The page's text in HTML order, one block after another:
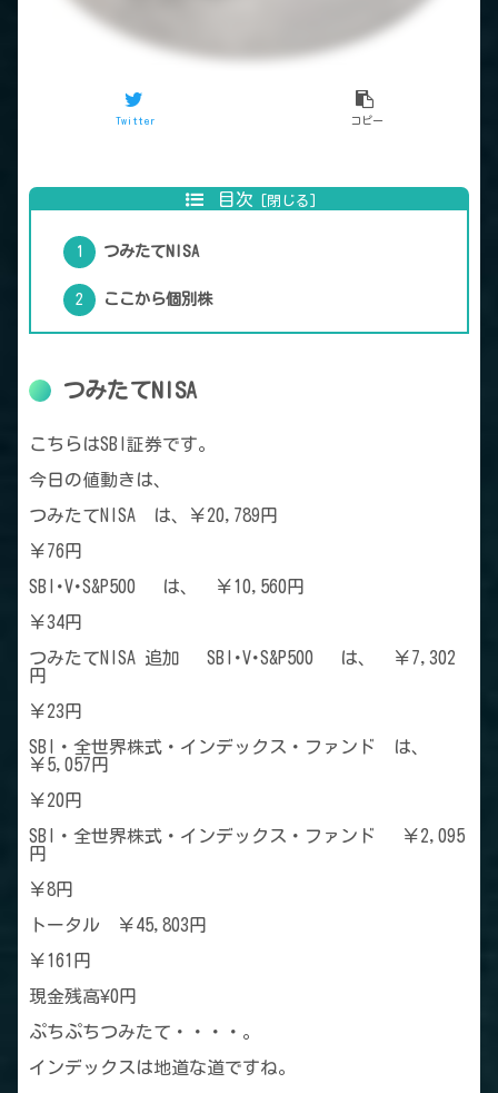
Twitter コピー
目次
つみたてNISA
ここから個別株
つみたてNISA
こちらはSBI証券です。
今日の値動きは、
つみたてNISA は、￥20,789円
￥76円
SBI･V･S&P500 は、 ￥10,560円
￥34円
つみたてNISA 追加 SBI･V･S&P500 は、 ￥7,302
円
￥23円
SBI・全世界株式・インデックス・ファンド は、
￥5,057円
￥20円
SBI・全世界株式・インデックス・ファンド ￥2,095
円
￥8円
トータル ￥45,803円
￥161円
現金残高¥0円
ぷちぷちつみたて・・・・。
インデックスは地道な道ですね。